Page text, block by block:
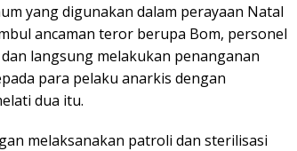
yang digunakan dalam perayaan Natal
ancaman teror berupa Bom, personel
langsung melakukan penanganan
para pelaku anarkis dengan
dua itu.
melaksanakan patroli dan sterilisasi